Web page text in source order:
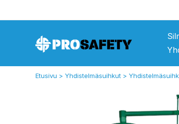
sisältöön
Etusivu Yhdistelmäsuihkut